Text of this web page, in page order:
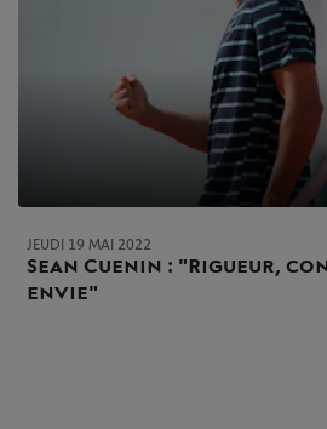
JEUDI 19 MAI 2022
Sean Cuenin : "Rigueur,
envie"